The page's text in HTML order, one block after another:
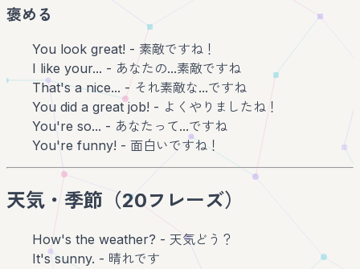
褒める
You look great! - 素敵ですね！
I like your... - あなたの...素敵ですね
That's a nice... - それ素敵な...ですね
You did a great job! - よくやりましたね！
You're so... - あなたって...ですね
You're funny! - 面白いですね！
天気・季節（20フレーズ）
How's the weather? - 天気どう？
It's sunny. - 晴れです